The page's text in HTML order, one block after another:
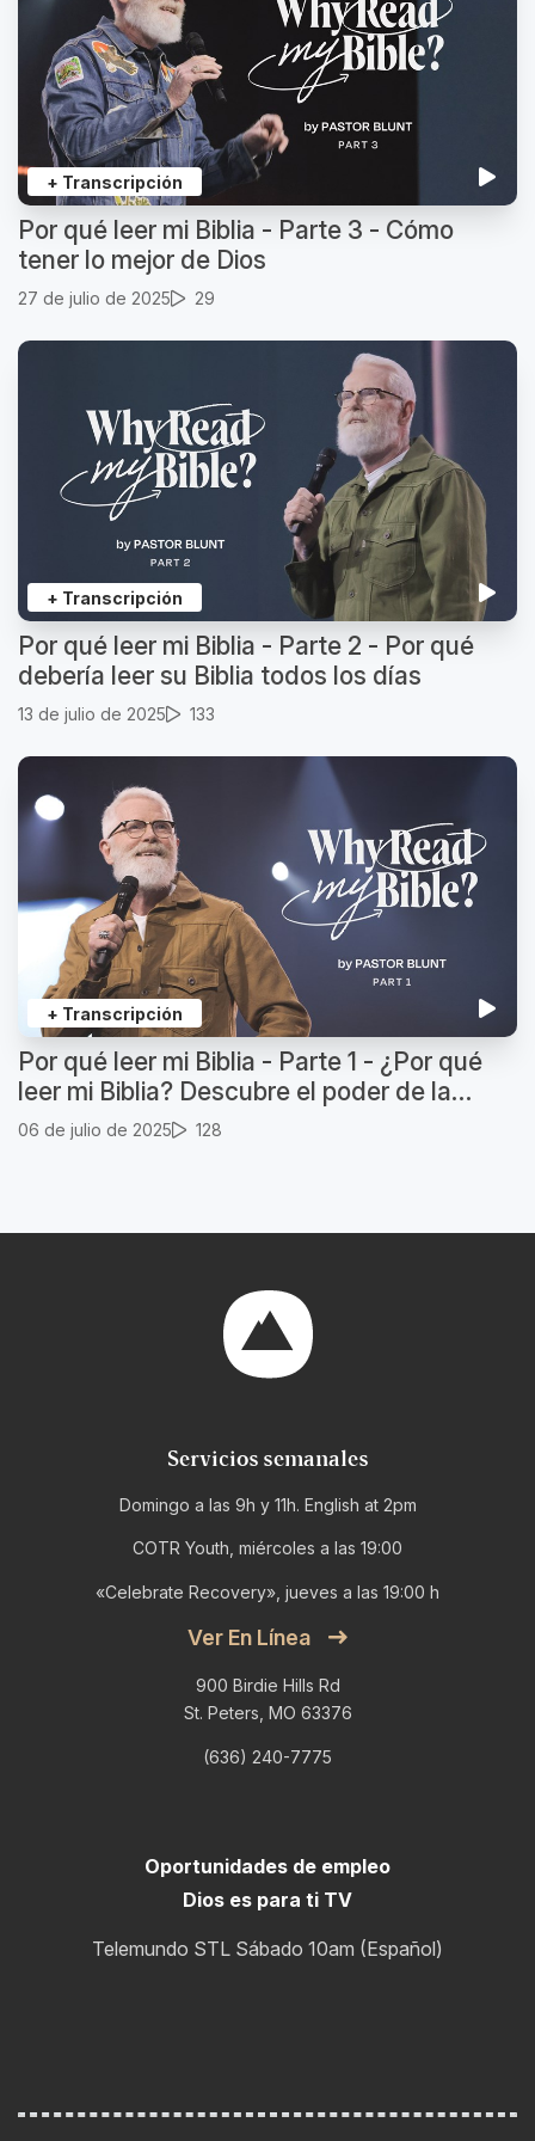
+ Transcripción
Por qué leer mi Biblia - Parte 3 - Cómo
tener lo mejor de Dios
27 de julio de 2025 29
+ Transcripción
Por qué leer mi Biblia - Parte 2 - Por qué
debería leer su Biblia todos los días
13 de julio de 2025 133
+ Transcripción
Por qué leer mi Biblia - Parte 1 - ¿Por qué
leer mi Biblia? Descubre el poder de la
Palabra de Dios
06 de julio de 2025 128
Servicios semanales
Domingo a las 9h y 11h. English at 2pm
COTR Youth, miércoles a las 19:00
«Celebrate Recovery», jueves a las 19:00 h
Ver En Línea
900 Birdie Hills Rd
St. Peters, MO 63376
(636) 240-7775
Oportunidades de empleo
Dios es para ti TV
Telemundo STL Sábado 10am (Español)